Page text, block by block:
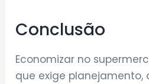
Conclusão
Economizar no
que exige planejamento,